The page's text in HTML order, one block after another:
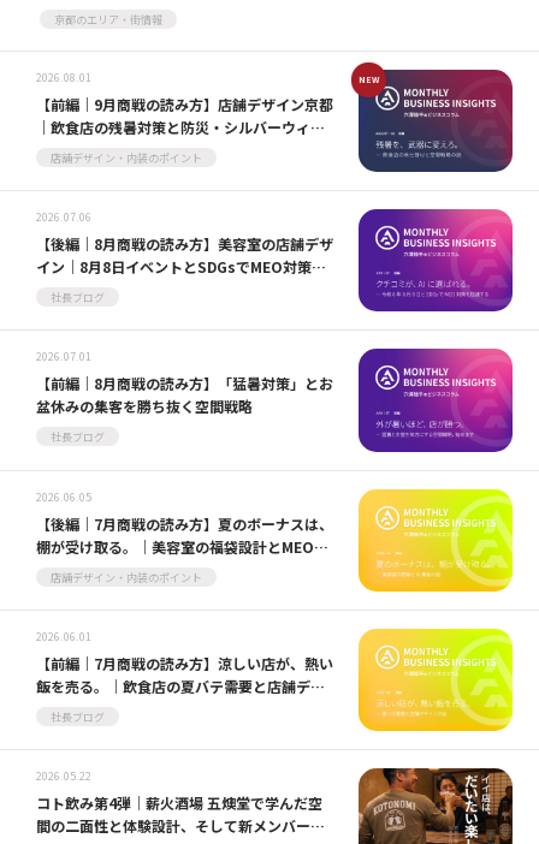
京都のエリア・街情報
2026.08.01
【前編｜9月商戦の読み方】店舗デザイン京都
｜飲食店の残暑対策と防災・シルバーウィー
ク商戦の導線設計
店舗デザイン・内装のポイント
2026.07.06
【後編｜8月商戦の読み方】美容室の店舗デザ
イン｜8月8日イベントとSDGsでMEO対策
（京都）を加速
社長ブログ
2026.07.01
【前編｜8月商戦の読み方】「猛暑対策」とお
盆休みの集客を勝ち抜く空間戦略
社長ブログ
2026.06.05
【後編｜7月商戦の読み方】夏のボーナスは、
棚が受け取る。｜美容室の福袋設計とMEO対
店舗デザイン・内装のポイント
2026.06.01
【前編｜7月商戦の読み方】涼しい店が、熱い
飯を売る。｜飲食店の夏バテ需要と店舗デザ
イン
社長ブログ
2026.05.22
コト飲み第4弾｜薪火酒場 五燠堂で学んだ空
間の二面性と体験設計、そして新メンバーツ